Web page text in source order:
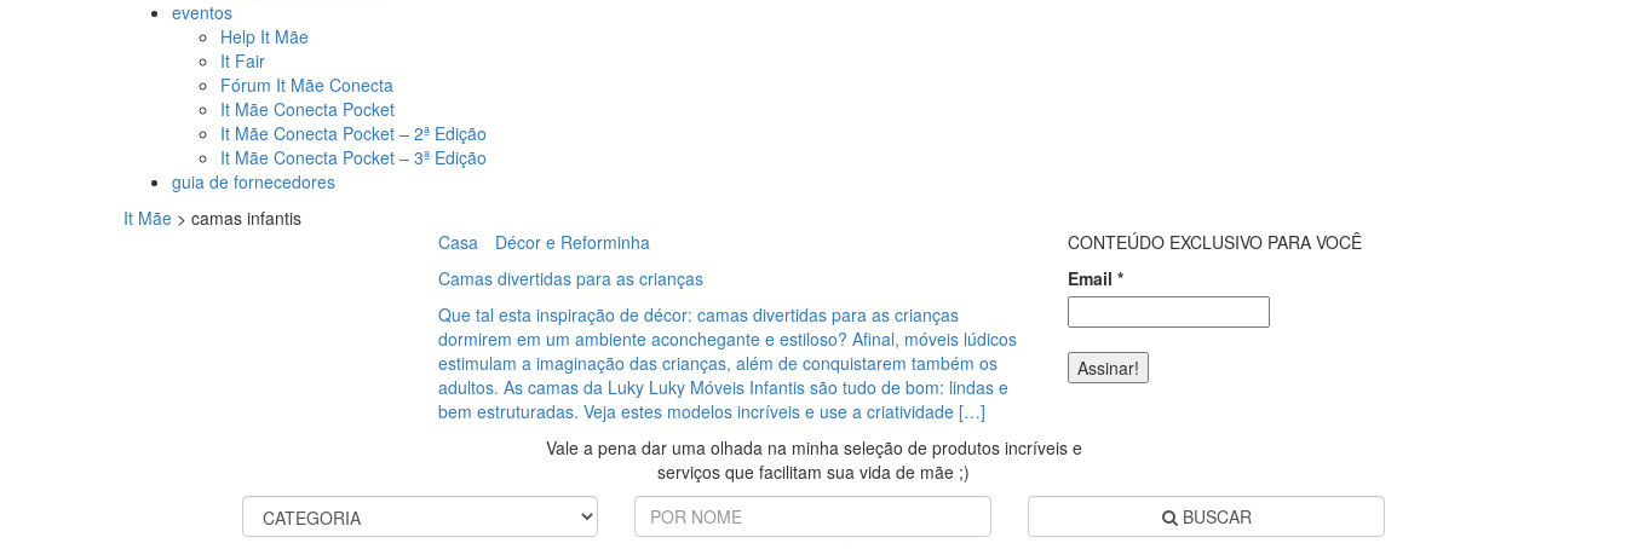
eventos
Help It Mãe
It Fair
Fórum It Mãe Conecta
It Mãe Conecta Pocket
It Mãe Conecta Pocket – 2ª Edição
It Mãe Conecta Pocket – 3ª Edição
guia de fornecedores
It Mãe > camas infantis
Casa
Décor e Reforminha
Camas divertidas para as crianças
Que tal esta inspiração de décor: camas divertidas para as crianças
dormirem em um ambiente aconchegante e estiloso? Afinal, móveis lúdicos
estimulam a imaginação das crianças, além de conquistarem também os
adultos. As camas da Luky Luky Móveis Infantis são tudo de bom: lindas e
bem estruturadas. Veja estes modelos incríveis e use a criatividade […]
CONTEÚDO EXCLUSIVO PARA VOCÊ
Email *
Vale a pena dar uma olhada na minha seleção de produtos incríveis e
serviços que facilitam sua vida de mãe ;)
BUSCAR